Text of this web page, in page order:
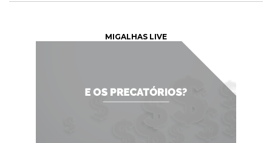
MIGALHAS LIVE